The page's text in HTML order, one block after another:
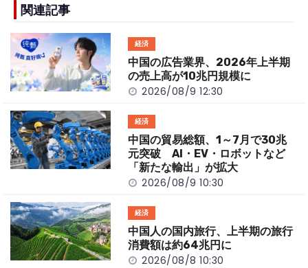
b
o
o
k
n
k
関連記事
経済
中国の広告業界、2026年上半期
の売上高が10兆円規模に
2026/08/9 12:30
経済
中国の貿易総額、1～7月で30兆
元突破 AI・EV・ロボットなど
「新たな輸出」が拡大
2026/08/9 10:30
経済
中国人の国内旅行、上半期の旅行
消費額は約64兆円に
2026/08/8 10:30